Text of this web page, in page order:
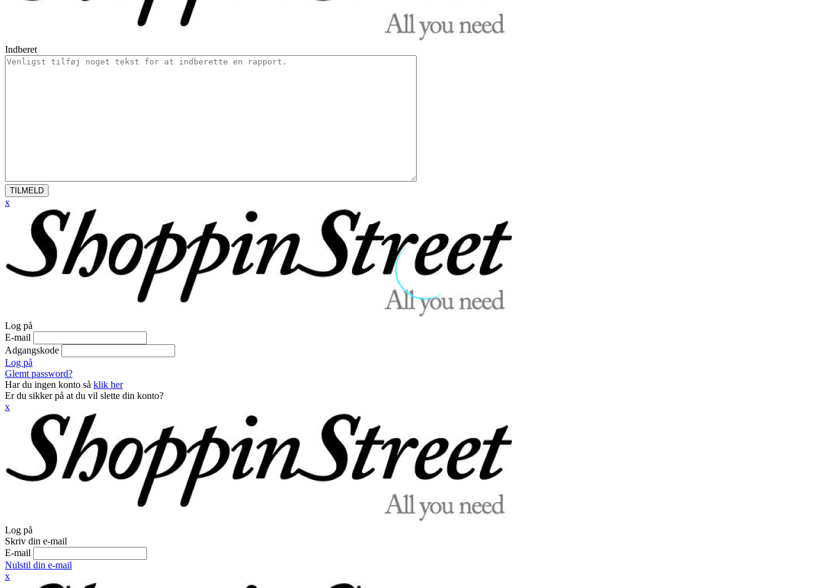
Indberet
TILMELD
x
Log på
E-mail
Adgangskode
Log på
Glemt password?
Har du ingen konto så klik her
Er du sikker på at du vil slette din konto?
x
Log på
Skriv din e-mail
E-mail
Nulstil din e-mail
x